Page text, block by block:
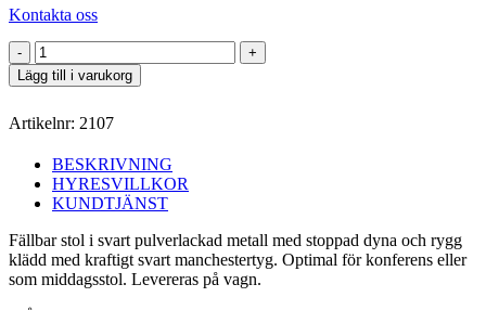
Kontakta oss
Fällbar
stoppad
stol
mängd
Lägg till i varukorg
Artikelnr: 2107
BESKRIVNING
HYRESVILLKOR
KUNDTJÄNST
Fällbar stol i svart pulverlackad metall med stoppad dyna och rygg
klädd med kraftigt svart manchestertyg. Optimal för konferens eller
som middagsstol. Levereras på vagn.